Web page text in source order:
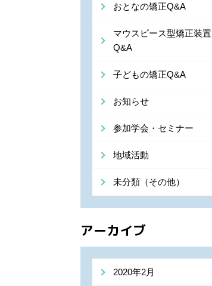
おとなの矯正Q&A
マウスピース型矯正装置
Q&A
子どもの矯正Q&A
お知らせ
参加学会・セミナー
地域活動
未分類（その他）
アーカイブ
2020年2月